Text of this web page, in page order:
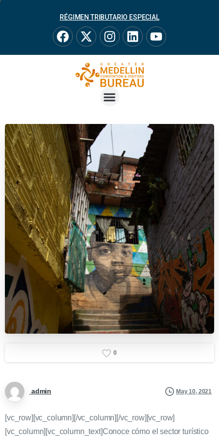
RÉGIMEN TRIBUTARIO ESPECIAL
0
admin May 10, 2021
[vc_row][vc_column][/vc_column][/vc_row][vc_row]
[vc_column][vc_column_text]Conoce cómo el sector turístico